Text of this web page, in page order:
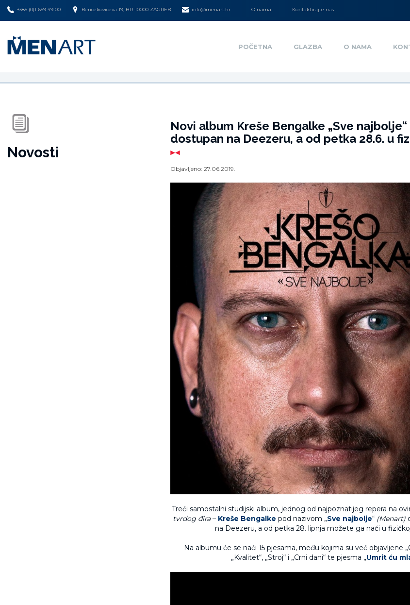
+385 (0)1 659 49 00 Bencekoviceva 19, HR-10000 ZAGREB info@menart.hr O nama Kontaktirajte nas
POČETNA GLAZBA O NAMA
Novosti
Novi album Kreše Bengalke „Sve
dostupan na Deezeru, a od petka 28.6. u
Objavljeno: 27.06.2019.
Treći samostalni studijski album, jednog od najpoznatijeg repera na
tvrdog đira– Kreše Bengalke pod nazivom „Sve najbolje“ (Menart)
na Deezeru, a od petka 28. lipnja možete ga naći u
Na albumu će se naći 15 pjesama, među kojima su već objavljene
„Kvalitet“, „Stroj“ i „Crni dani“ te pjesma „Umrit ću